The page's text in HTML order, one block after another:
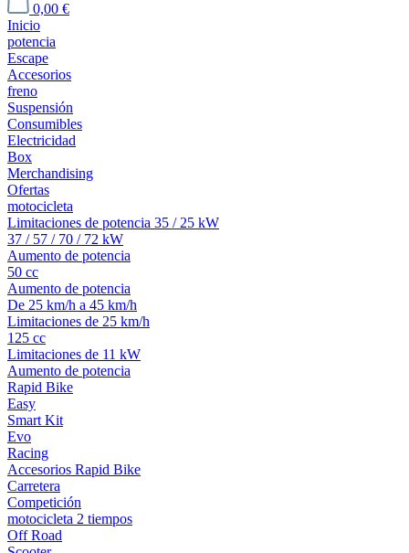
0,00 €
Inicio
potencia
Escape
Accesorios
freno
Suspensión
Consumibles
Electricidad
Box
Merchandising
Ofertas
motocicleta
Limitaciones de potencia 35 / 25 kW
37 / 57 / 70 / 72 kW
Aumento de potencia
50 cc
Aumento de potencia
De 25 km/h a 45 km/h
Limitaciones de 25 km/h
125 cc
Limitaciones de 11 kW
Aumento de potencia
Rapid Bike
Easy
Smart Kit
Evo
Racing
Accesorios Rapid Bike
Carretera
Competición
motocicleta 2 tiempos
Off Road